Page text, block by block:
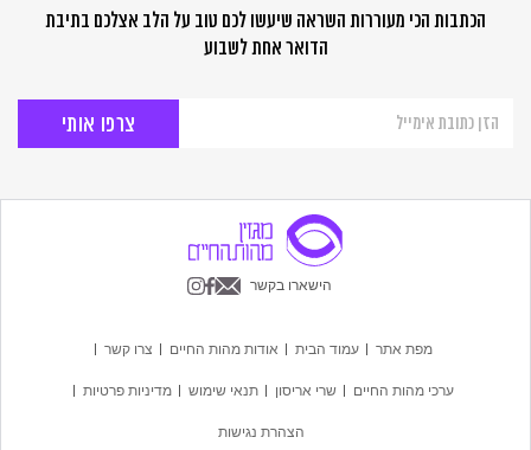
הכתבות הכי מעוררות השראה שיעשו לכם טוב על הלב אצלכם בתיבת
הדואר אחת לשבוע
לניוזלטר
החיים
הישארו בקשר
מפת אתר עמוד הבית אודות מהות החיים צרו קשר
ערכי מהות החיים שרי אריסון תנאי שימוש מדיניות פרטיות
הצהרת נגישות